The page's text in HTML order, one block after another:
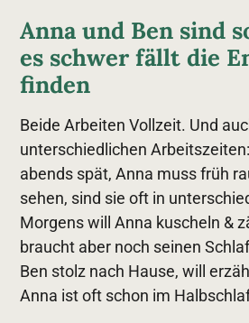
Anna und Ben sind
es schwer fällt die
finden
Beide Arbeiten Vollzeit. Und
unterschiedlichen
abends spät, Anna muss früh
sehen, sind sie oft in
Morgens will Anna kuscheln &
braucht aber noch seinen
Ben stolz nach Hause, will
Anna ist oft schon im